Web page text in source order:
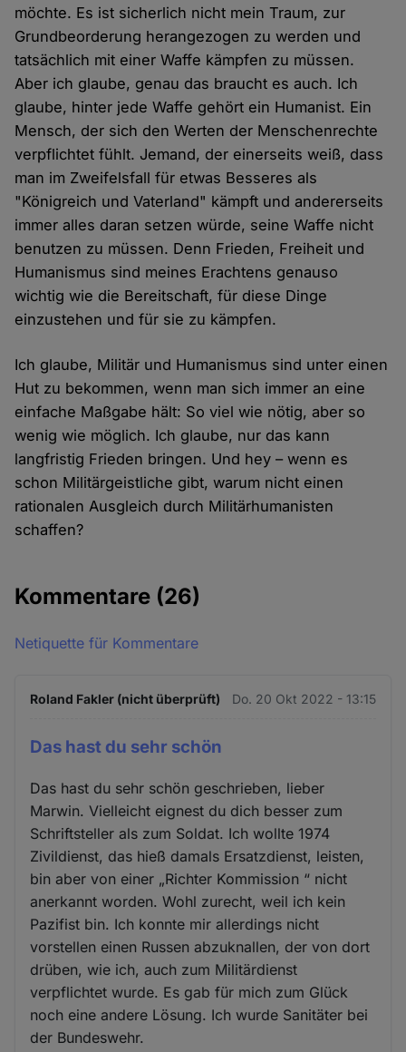
möchte. Es ist sicherlich nicht mein Traum, zur
Grundbeorderung herangezogen zu werden und
tatsächlich mit einer Waffe kämpfen zu müssen.
Aber ich glaube, genau das braucht es auch. Ich
glaube, hinter jede Waffe gehört ein Humanist. Ein
Mensch, der sich den Werten der Menschenrechte
verpflichtet fühlt. Jemand, der einerseits weiß, dass
man im Zweifelsfall für etwas Besseres als
"Königreich und Vaterland" kämpft und andererseits
immer alles daran setzen würde, seine Waffe nicht
benutzen zu müssen. Denn Frieden, Freiheit und
Humanismus sind meines Erachtens genauso
wichtig wie die Bereitschaft, für diese Dinge
einzustehen und für sie zu kämpfen.
Ich glaube, Militär und Humanismus sind unter einen
Hut zu bekommen, wenn man sich immer an eine
einfache Maßgabe hält: So viel wie nötig, aber so
wenig wie möglich. Ich glaube, nur das kann
langfristig Frieden bringen. Und hey – wenn es
schon Militärgeistliche gibt, warum nicht einen
rationalen Ausgleich durch Militärhumanisten
schaffen?
Kommentare (26)
Netiquette für Kommentare
Roland Fakler (nicht überprüft) Do. 20 Okt 2022 - 13:15
Das hast du sehr schön
Das hast du sehr schön geschrieben, lieber
Marwin. Vielleicht eignest du dich besser zum
Schriftsteller als zum Soldat. Ich wollte 1974
Zivildienst, das hieß damals Ersatzdienst, leisten,
bin aber von einer „Richter Kommission “ nicht
anerkannt worden. Wohl zurecht, weil ich kein
Pazifist bin. Ich konnte mir allerdings nicht
vorstellen einen Russen abzuknallen, der von dort
drüben, wie ich, auch zum Militärdienst
verpflichtet wurde. Es gab für mich zum Glück
noch eine andere Lösung. Ich wurde Sanitäter bei
der Bundeswehr.